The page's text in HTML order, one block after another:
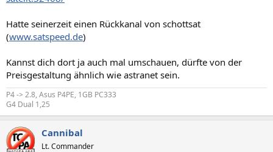
Hatte seinerzeit einen Rückkanal von schottsat
(www.satspeed.de)
Kannst dich dort ja auch mal umschauen, dürfte von der
Preisgestaltung ähnlich wie astranet sein.
P4 -> 2.8, Asus P4PE, 1GB PC333
G4 Dual 1,25
Cannibal
Lt. Commander